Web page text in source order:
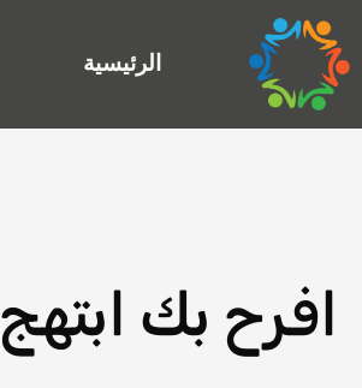
إلى
المحتوى
الرئيسية
افرح بك ابتهج